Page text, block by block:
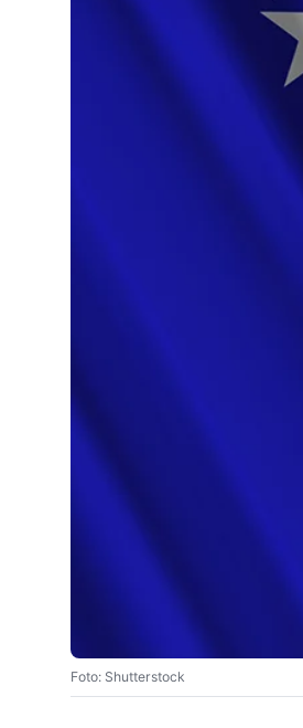
Foto: Shutterstock